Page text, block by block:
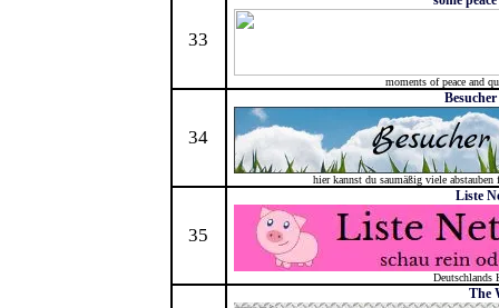
33
moments of peace and
34
hier kannst du saumäßig viele
35
Liste
Deutschlands
The